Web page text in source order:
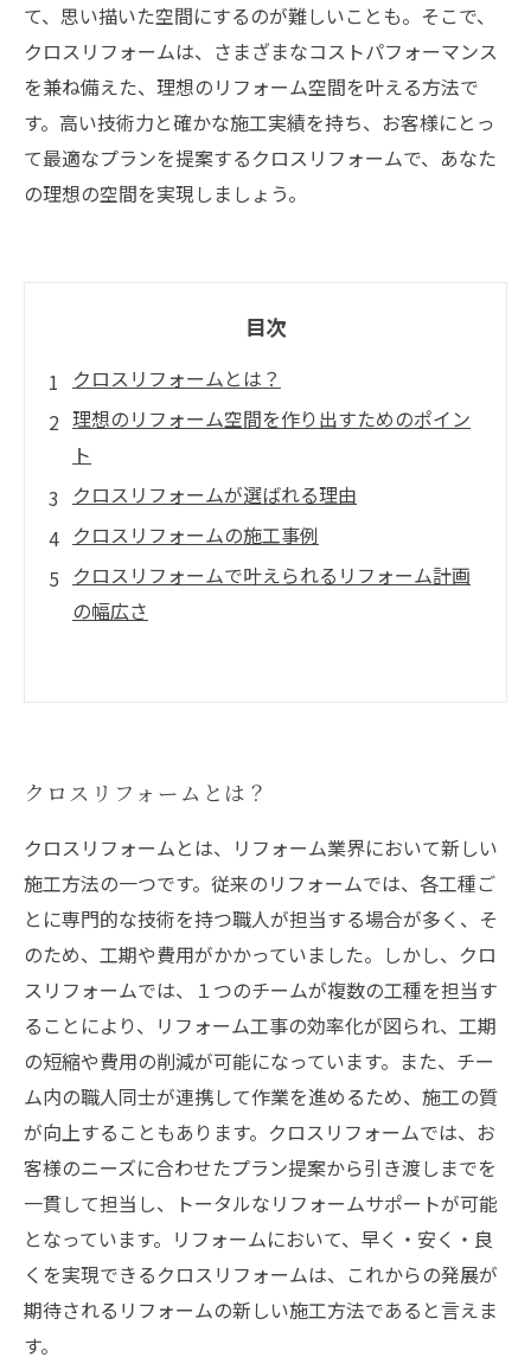
て、思い描いた空間にするのが難しいことも。そこで、
クロスリフォームは、さまざまなコストパフォーマンス
を兼ね備えた、理想のリフォーム空間を叶える方法で
す。高い技術力と確かな施工実績を持ち、お客様にとっ
て最適なプランを提案するクロスリフォームで、あなた
の理想の空間を実現しましょう。
目次
クロスリフォームとは？
理想のリフォーム空間を作り出すためのポイン
ト
クロスリフォームが選ばれる理由
クロスリフォームの施工事例
クロスリフォームで叶えられるリフォーム計画
の幅広さ
クロスリフォームとは？
クロスリフォームとは、リフォーム業界において新しい
施工方法の一つです。従来のリフォームでは、各工種ご
とに専門的な技術を持つ職人が担当する場合が多く、そ
のため、工期や費用がかかっていました。しかし、クロ
スリフォームでは、１つのチームが複数の工種を担当す
ることにより、リフォーム工事の効率化が図られ、工期
の短縮や費用の削減が可能になっています。また、チー
ム内の職人同士が連携して作業を進めるため、施工の質
が向上することもあります。クロスリフォームでは、お
客様のニーズに合わせたプラン提案から引き渡しまでを
一貫して担当し、トータルなリフォームサポートが可能
となっています。リフォームにおいて、早く・安く・良
くを実現できるクロスリフォームは、これからの発展が
期待されるリフォームの新しい施工方法であると言えま
す。